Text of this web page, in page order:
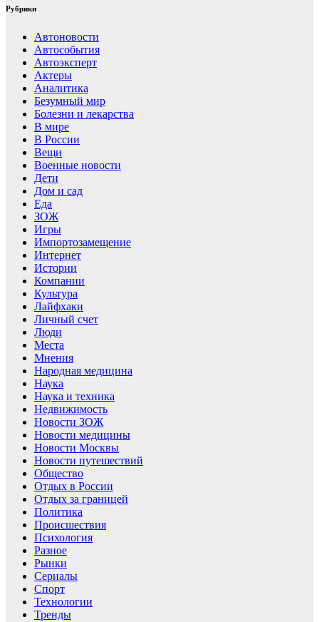
Рубрики
Автоновости
Автособытия
Автоэксперт
Актеры
Аналитика
Безумный мир
Болезни и лекарства
В мире
В России
Вещи
Военные новости
Дети
Дом и сад
Еда
ЗОЖ
Игры
Импортозамещение
Интернет
Истории
Компании
Культура
Лайфхаки
Личный счет
Люди
Места
Мнения
Народная медицина
Наука
Наука и техника
Недвижимость
Новости ЗОЖ
Новости медицины
Новости Москвы
Новости путешествий
Общество
Отдых в России
Отдых за границей
Политика
Происшествия
Психология
Разное
Рынки
Сериалы
Спорт
Технологии
Тренды